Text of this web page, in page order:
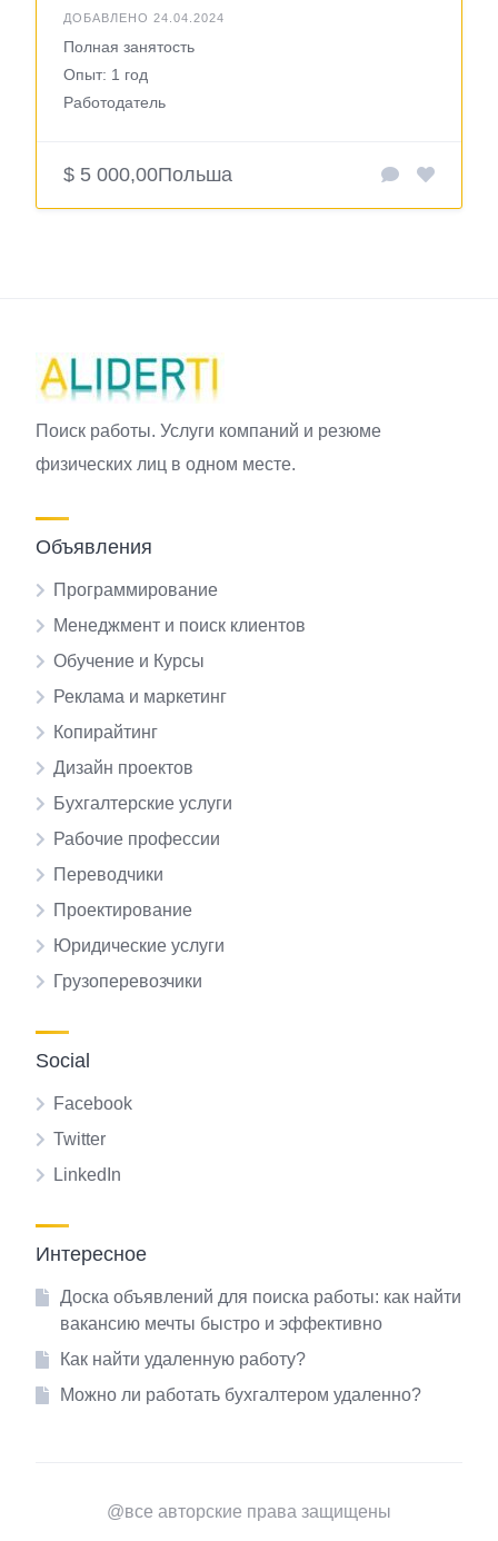
ДОБАВЛЕНО 24.04.2024
Полная занятость
Опыт: 1 год
Работодатель
$ 5 000,00Польша
Поиск работы. Услуги компаний и резюме
физических лиц в одном месте.
Объявления
Программирование
Менеджмент и поиск клиентов
Обучение и Курсы
Реклама и маркетинг
Копирайтинг
Дизайн проектов
Бухгалтерские услуги
Рабочие профессии
Переводчики
Проектирование
Юридические услуги
Грузоперевозчики
Social
Facebook
Twitter
LinkedIn
Интересное
Доска объявлений для поиска работы: как найти
вакансию мечты быстро и эффективно
Как найти удаленную работу?
Можно ли работать бухгалтером удаленно?
@все авторские права защищены